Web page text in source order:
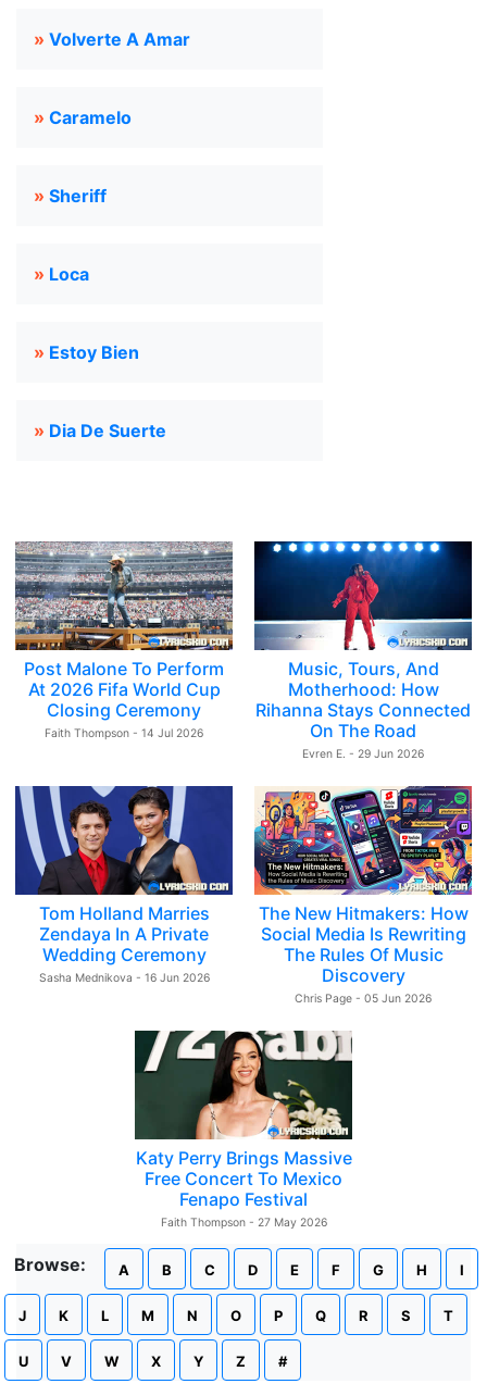
» Volverte A Amar
» Caramelo
» Sheriff
» Loca
» Estoy Bien
» Dia De Suerte
Post Malone To Perform
At 2026 Fifa World Cup
Closing Ceremony
Faith Thompson - 14 Jul 2026
Music, Tours, And
Motherhood: How
Rihanna Stays Connected
On The Road
Evren E. - 29 Jun 2026
Tom Holland Marries
Zendaya In A Private
Wedding Ceremony
Sasha Mednikova - 16 Jun 2026
The New Hitmakers: How
Social Media Is Rewriting
The Rules Of Music
Discovery
Chris Page - 05 Jun 2026
Katy Perry Brings Massive
Free Concert To Mexico
Fenapo Festival
Faith Thompson - 27 May 2026
Browse: A B C D E F G H I
J K L M N O P Q R S T
U V W X Y Z #